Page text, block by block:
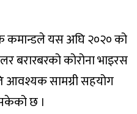
कमान्डले यस अघि २०२० को
बरारबरको कोरोना भाइरस
आवश्यक सामग्री सहयोग
छ ।